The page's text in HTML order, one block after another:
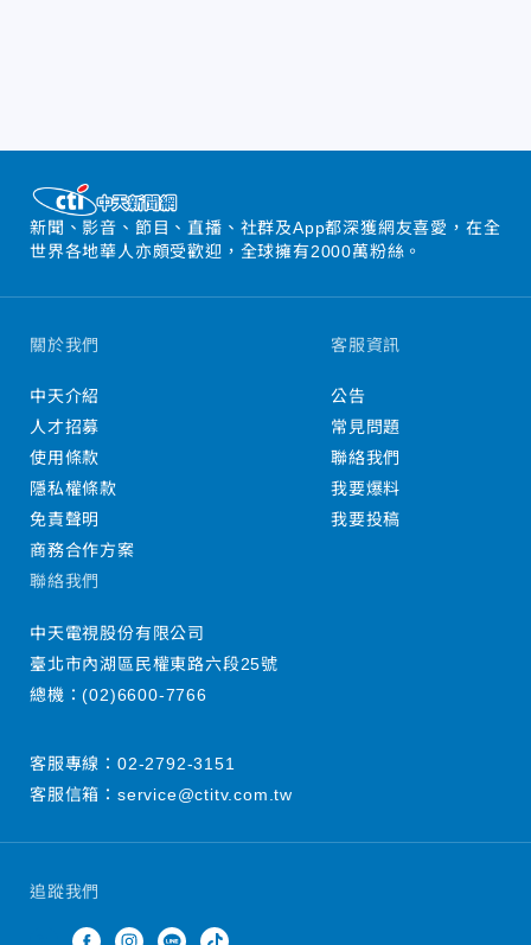
新聞、影音、節目、直播、社群及App都深獲網友喜愛，在全
世界各地華人亦頗受歡迎，全球擁有2000萬粉絲。
追蹤我們
關於我們
中天介紹
人才招募
使用條款
隱私權條款
免責聲明
商務合作方案
客服資訊
公告
常見問題
聯絡我們
我要爆料
我要投稿
聯絡我們
中天電視股份有限公司
臺北市內湖區民權東路六段25號
總機：(02)6600-7766
客服專線： 02-2792-3151
客服信箱： service@ctitv.com.tw